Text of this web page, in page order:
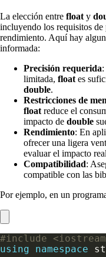
La elección entre float y
incluyendo los requisitos
rendimiento. Aquí hay
informada:
Precisión requerida
limitada, float es
double.
Restricciones de
float reduce el
impacto de double
Rendimiento: En
ofrecer una ligera
evaluar el impacto
Compatibilidad:
compatible con las
Por ejemplo, en un
#include
using
namespace